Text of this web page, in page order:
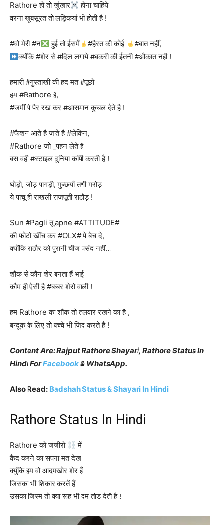
Rathore हो तो खूंखार
होना चाहिये
वरना खूबसूरत तो लड़िकयां भी होती है !
#वो मेरी #न हुई तो ईसमेँ #हैरत की कोई
#बात नहीँ,
क्योँकि #शेर से #दिल लगाये #बकरी की ईतनी #औकात नही !
हमारी #गुस्ताखी की हद मत #पूछो
हम #Rathore है,
#जमीं पे पैर रख कर #आसमान कुचल देते है !
#फैशन आते है जाते है #लेकिन,
#Rathore जो _पहन लेते है
बस वही #स्टाइल दुनिया कॉपी करती है !
घोड़ो, जोड़ पागड़ी, मुच्छयाँ तणी मरोड़
ये पांचू ही राखली राजपूती राठौड़ !
Sun #Pagli तू apne #ATTITUDE#
की फोटो खींच कर #OLX# पे बेच दे,
क्योंकि राठौर को पुरानी चीज पसंद नहीं…
शौक से कौन शेर बनता हैं भाई
कौम ही ऐसी है #बब्बर शेरो वाली !
हम Rathore का शौंक तो तलवार रखने का है ,
बन्दूक के लिए तो बच्चे भी ज़िद करते है !
Content Are: Rajput Rathore Shayari, Rathore Status In
Hindi ForFacebook& WhatsApp.
Also Read: Badshah Status & Shayari In Hindi
Rathore Status In Hindi
Rathore को जंजीरो
में
कैद करने का सपना मत देख,
क्युंकि हम वो आदमखोर शेर हैं
जिसका भी शिकार करतें हैं
उसका जिस्म तो क्या रूह भी दम तोड देती है !